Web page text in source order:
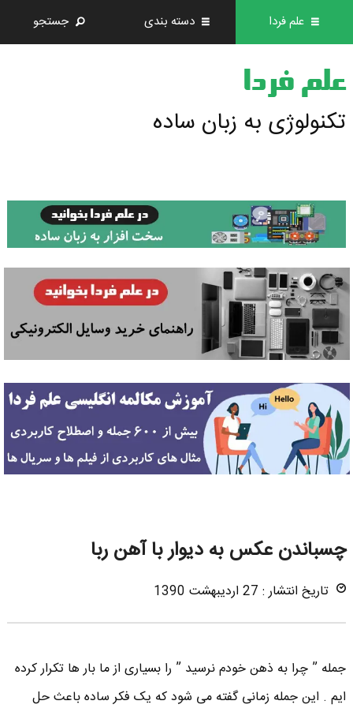
علم فردا دسته بندی جستجو
علم فردا
تکنولوژی به زبان ساده
چسباندن عکس به دیوار با آهن ربا
تاریخ انتشار : 27 اردیبهشت 1390
جمله ” چرا به ذهن خودم نرسید ” را بسیاری از ما بار ها تکرار کرده
ایم . این جمله زمانی گفته می شود که یک فکر ساده باعث حل